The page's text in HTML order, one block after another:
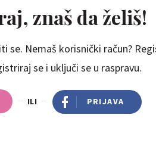
znaš da želiš!
se. Nemaš korisnički račun?
se i uključi se u raspravu.
ILI PRIJAVA